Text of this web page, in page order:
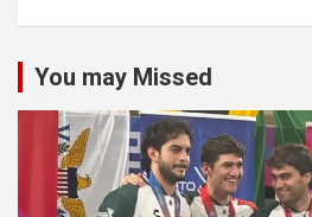
You may Missed